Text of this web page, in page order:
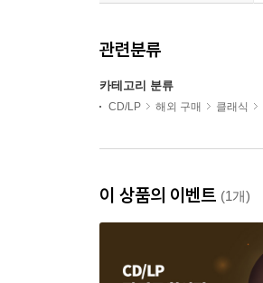
관련분류
카테고리 분류
CD/LP 해외 구매 클래식
이 상품의 이벤트 (1개)